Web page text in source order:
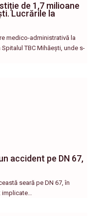
de 1,7 milioane
Lucrările la
medico-administrativă la
TBC Mihăești, unde s-
accident pe DN 67,
seară pe DN 67, în
implicate…